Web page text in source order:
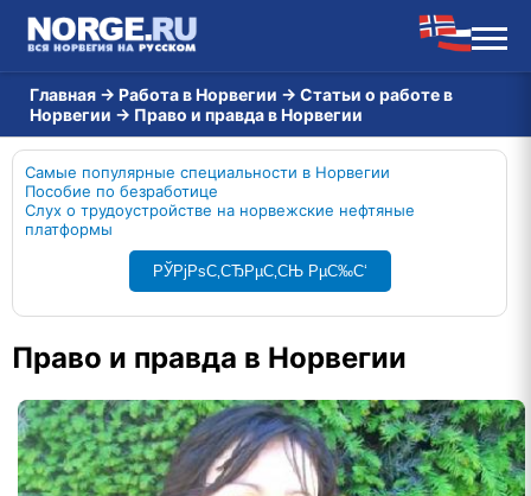
Главная → Работа в Норвегии → Статьи о работе в
Норвегии → Право и правда в Норвегии
Самые популярные специальности в Норвегии
Пособие по безработице
Слух о трудоустройстве на норвежские нефтяные
платформы
РЎРјРѕС‚СЂРµС‚СЊ РµС‰С‘
Право и правда в Норвегии